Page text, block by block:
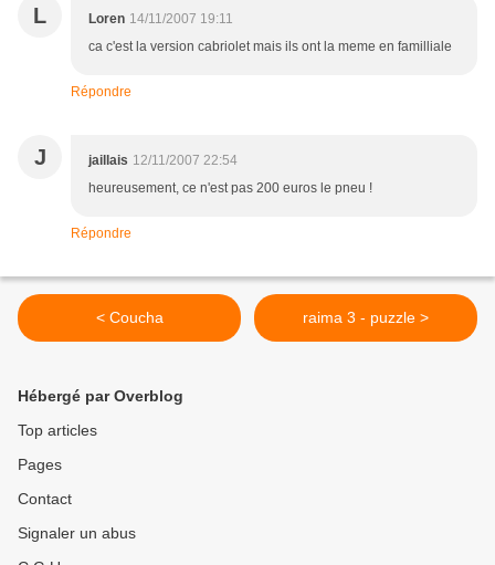
L Loren 14/11/2007 19:11
ca c'est la version cabriolet mais ils ont la meme en familliale
Répondre
J jaillais 12/11/2007 22:54
heureusement, ce n'est pas 200 euros le pneu !
Répondre
< Coucha raima 3 - puzzle >
Hébergé par Overblog
Top articles
Pages
Contact
Signaler un abus